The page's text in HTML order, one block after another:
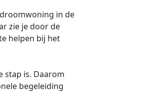
in de
zie je door de
helpen bij het
stap is. Daarom
begeleiding